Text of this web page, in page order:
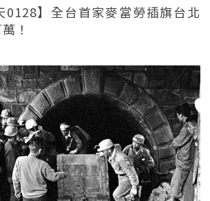
0128】全台首家麥當勞插旗台北
！